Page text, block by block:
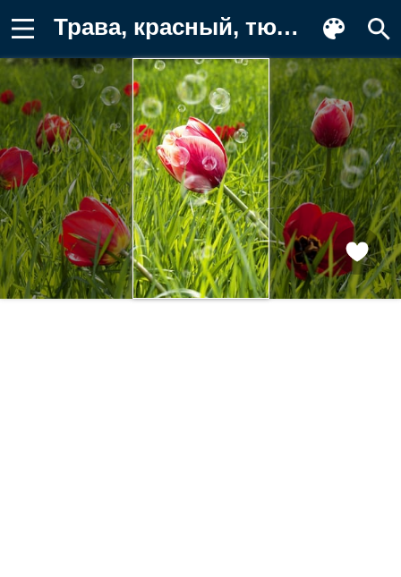
Трава, красный, тюльпаны, цветочки Фотография